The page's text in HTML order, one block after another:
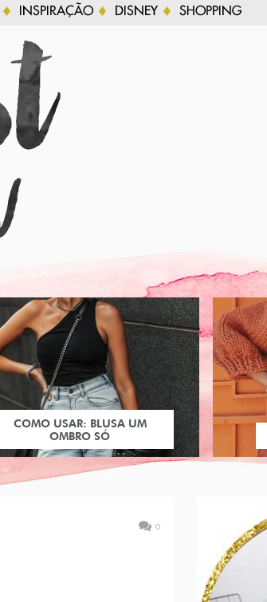
INSPIRAÇÃO DISNEY SHOPPING
COMO USAR: BLUSA UM
OMBRO SÓ
0